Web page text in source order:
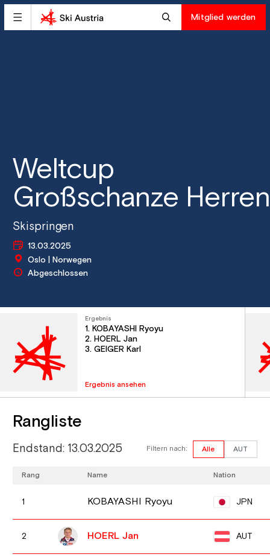
Mitglied werden
Weltcup
Großschanze Herren
Skispringen
13.03.2025
Oslo | Norwegen
Abgeschlossen
Ergebnis
1. KOBAYASHI Ryoyu
2. HOERL Jan
3. GEIGER Karl
Ergebnis ansehen
Rangliste
Endstand: 13.03.2025 Filtern nach: Alle AUT
Rang Name Nation
1 KOBAYASHI Ryoyu JPN
2 HOERL Jan AUT